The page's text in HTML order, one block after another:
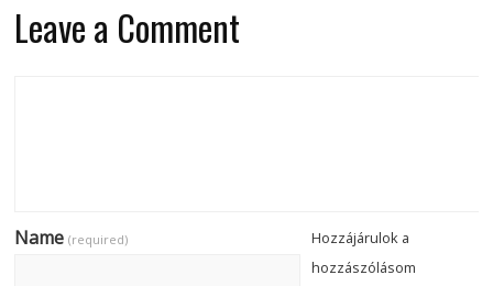
Leave a Comment
Name(required)
Hozzájárulok a
hozzászólásom